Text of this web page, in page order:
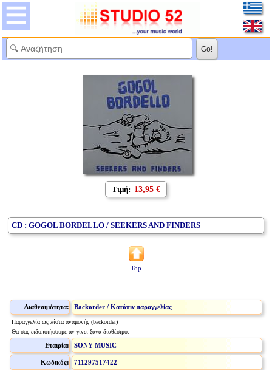
Τιμή: 13,95 €
CD : GOGOL BORDELLO / SEEKERS AND FINDERS
Top
Διαθεσιμότητα: Backorder / Κατόπιν παραγγελίας
Παραγγελία ως λίστα αναμονής (backorder)
Θα σας ειδοποιήσουμε αν γίνει ξανά διαθέσιμο.
Εταιρία: SONY MUSIC
Κωδικός: 711297517422